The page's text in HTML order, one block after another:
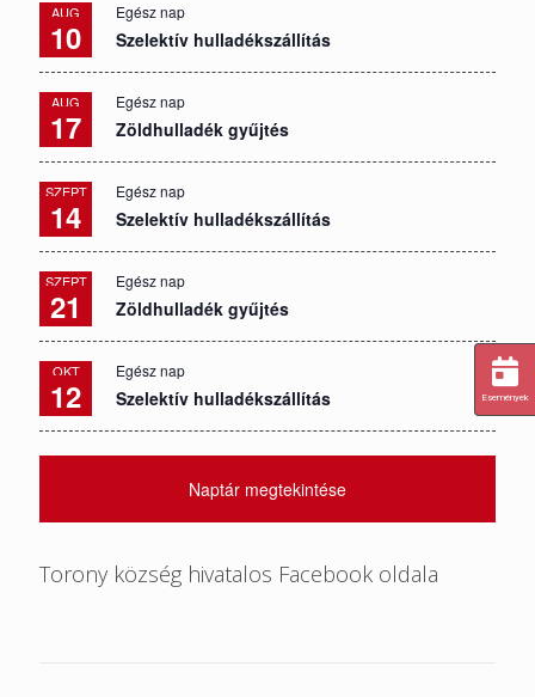
AUG
10
Egész nap
Szelektív hulladékszállítás
AUG
17
Egész nap
Zöldhulladék gyűjtés
SZEPT
14
Egész nap
Szelektív hulladékszállítás
SZEPT
21
Egész nap
Zöldhulladék gyűjtés
OKT
12
Egész nap
Szelektív hulladékszállítás
Naptár megtekintése
Torony község hivatalos Facebook oldala
Események